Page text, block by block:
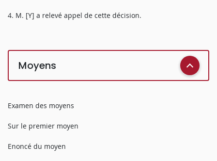
4. M. [Y] a relevé appel de cette décision.
Moyens
Examen des moyens
Sur le premier moyen
Enoncé du moyen